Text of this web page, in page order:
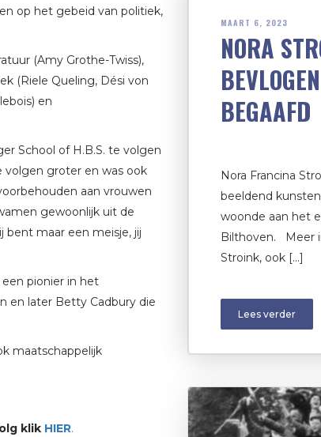
op het gebeid van politiek,
(Amy Grothe-Twiss),
(Riele Queling, Dési von
en
School of H.B.S. te volgen
volgen groter en was ook
aan vrouwen
gewoonlijk uit de
bent maar een meisje, jij
pionier in het
en later Betty Cadbury die
maatschappelijk
klik HIER.
MAART 6, 2023
NORA
BEGAAFD
Nora Francina
beeldend
woonde aan het
Bilthoven. Meer
Stroink, ook […]
Lees verder